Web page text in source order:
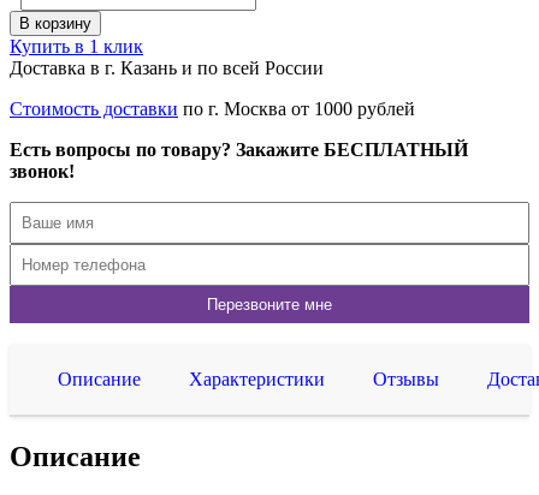
В корзину
Купить в 1 клик
Доставка в г. Казань и по всей России
Стоимость доставки по г. Москва от 1000 рублей
Есть вопросы по товару? Закажите БЕСПЛАТНЫЙ
звонок!
Описание Характеристики Отзывы
Описание